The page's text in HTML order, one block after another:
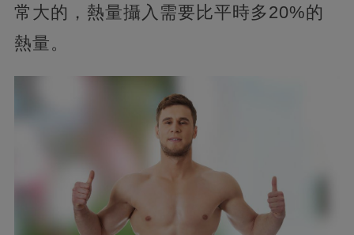
常大的，熱量攝入需要比平時多20%的
熱量。